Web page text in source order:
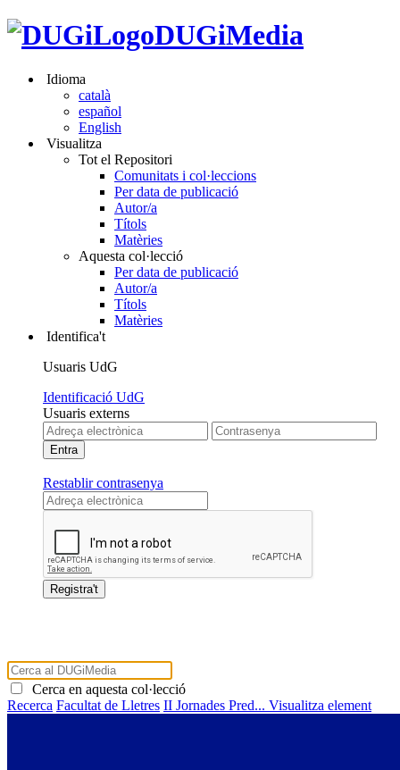
DUGiMedia
Idioma
català
español
English
Visualitza
Tot el Repositori
Comunitats i col·leccions
Per data de publicació
Autor/a
Títols
Matèries
Aquesta col·lecció
Per data de publicació
Autor/a
Títols
Matèries
Identifica't
Usuaris UdG
Identificació UdG
Usuaris externs
Restablir contrasenya
Cerca en aquesta col·lecció
Recerca Facultat de Lletres II Jornades Pred... Visualitza element